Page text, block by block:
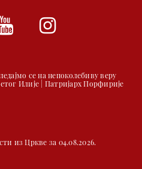
се на непоколебиву веру
Илије | Патријарх Порфирије
из Цркве за 04.08.2026.